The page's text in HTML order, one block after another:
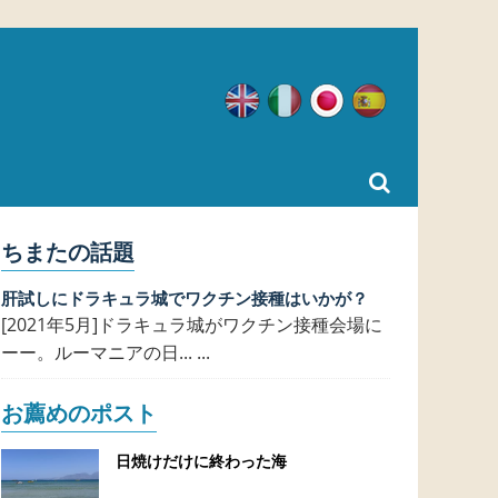
英語 イタリア語
日本語
ちまたの話題
肝試しにドラキュラ城でワクチン接種はいかが？
[2021年5月]ドラキュラ城がワクチン接種会場に
ーー。ルーマニアの日... ...
お薦めのポスト
日焼けだけに終わった海